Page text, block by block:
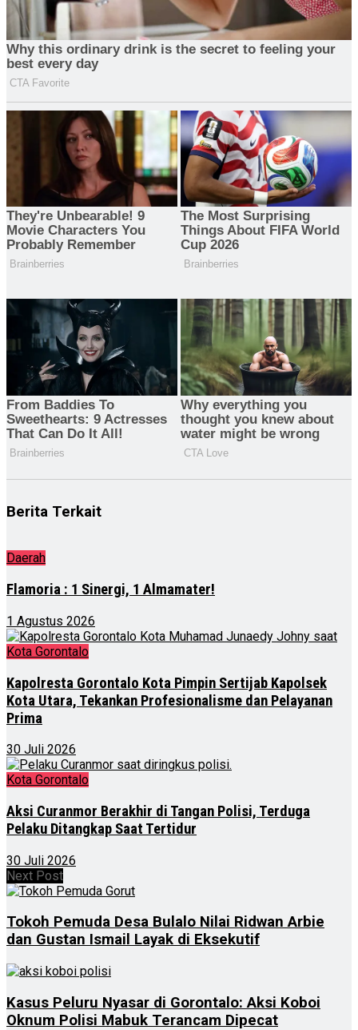
Berita Terkait
Daerah
Flamoria : 1 Sinergi, 1 Almamater!
1 Agustus 2026
Kota Gorontalo
Kapolresta Gorontalo Kota Pimpin Sertijab Kapolsek
Kota Utara, Tekankan Profesionalisme dan Pelayanan
Prima
30 Juli 2026
Kota Gorontalo
Aksi Curanmor Berakhir di Tangan Polisi, Terduga
Pelaku Ditangkap Saat Tertidur
30 Juli 2026
Next Post
Tokoh Pemuda Desa Bulalo Nilai Ridwan Arbie
dan Gustan Ismail Layak di Eksekutif
Kasus Peluru Nyasar di Gorontalo: Aksi Koboi
Oknum Polisi Mabuk Terancam Dipecat